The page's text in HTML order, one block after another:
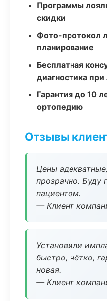
Программы
скидки
Фото-протокол
планирование
Бесплатная
диагностика при
Гарантия до 10
ортопедию
Отзывы
Цены
прозрачно. Буду
пациентом.
— Клиент
Установили
быстро, чётко,
новая.
— Клиент